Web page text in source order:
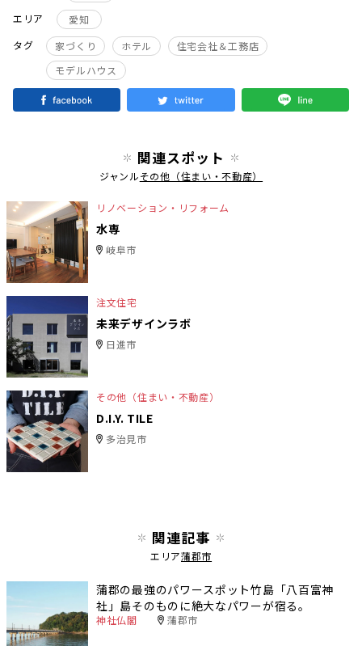
エリア
愛知
タグ
家づくり ホテル
住宅会社＆工務店
モデルハウス
関連スポット
ジャンルその他（住まい・不動産）
リノベーション・リフォーム
水専
岐阜市
注文住宅
未来デザインラボ
日進市
その他（住まい・不動産）
D.I.Y. TILE
多治見市
関連記事
エリア蒲郡市
蒲郡の最強のパワースポット竹島「八百富神
社」島そのものに絶大なパワーが宿る。
神社仏閣 蒲郡市